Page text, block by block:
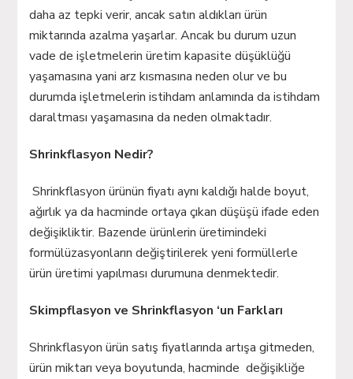
daha az tepki verir, ancak satın aldıkları ürün
miktarında azalma yaşarlar. Ancak bu durum uzun
vade de işletmelerin üretim kapasite düşüklüğü
yaşamasına yani arz kısmasına neden olur ve bu
durumda işletmelerin istihdam anlamında da istihdam
daraltması yaşamasına da neden olmaktadır.
Shrinkflasyon Nedir?
Shrinkflasyon ürünün fiyatı aynı kaldığı halde boyut,
ağırlık ya da hacminde ortaya çıkan düşüşü ifade eden
değişikliktir. Bazende ürünlerin üretimindeki
formülüzasyonların değiştirilerek yeni formüllerle
ürün üretimi yapılması durumuna denmektedir.
Skimpflasyon ve Shrinkflasyon ‘un Farkları
Shrinkflasyon ürün satış fiyatlarında artışa gitmeden,
ürün miktarı veya boyutunda, hacminde değişikliğe